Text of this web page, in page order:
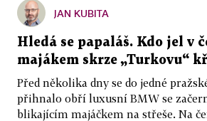
JAN KUBITA
Hledá se papaláš. Kdo jel v
majákem skrze „Turkovu“
Před několika dny se do jedné
přihnalo obří luxusní BMW se
blikajícím majáčkem na střeše. Na